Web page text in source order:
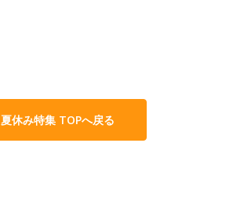
夏休み特集 TOPへ戻る